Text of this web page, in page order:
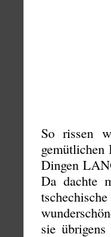
So rissen
gemütlichen
Dingen
Da dachte
sie